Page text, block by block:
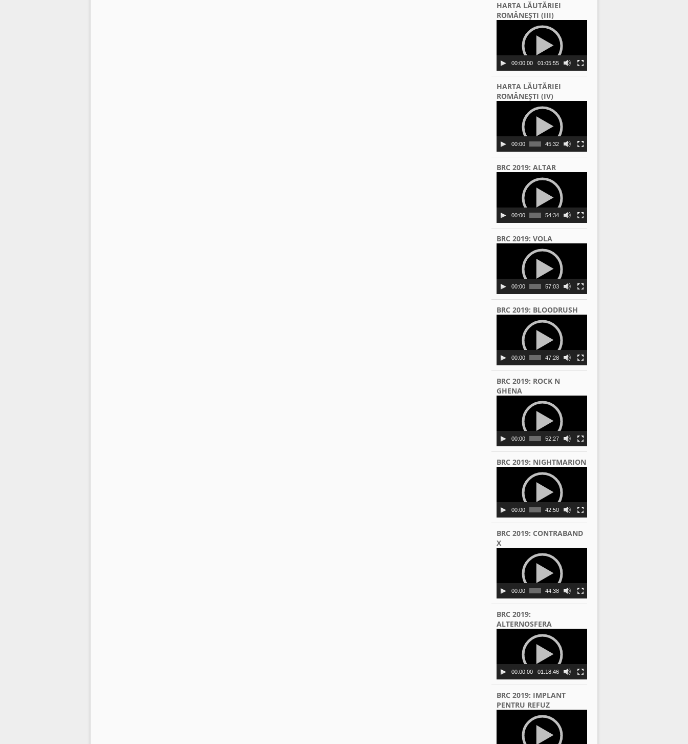
HARTA LĂUTĂRIEI
ROMÂNEŞTI (III)
00:00:00 01:05:55
HARTA LĂUTĂRIEI
ROMÂNEŞTI (IV)
00:00 45:32
BRC 2019: ALTAR
00:00 54:34
BRC 2019: VOLA
00:00 57:03
BRC 2019: BLOODRUSH
00:00 47:28
BRC 2019: ROCK N
GHENA
00:00 52:27
BRC 2019: NIGHTMARION
00:00 42:50
BRC 2019: CONTRABAND
X
00:00 44:38
BRC 2019:
ALTERNOSFERA
00:00:00 01:18:46
BRC 2019: IMPLANT
PENTRU REFUZ